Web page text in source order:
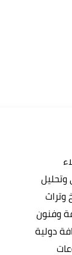
وتراث
وفنون
دولية